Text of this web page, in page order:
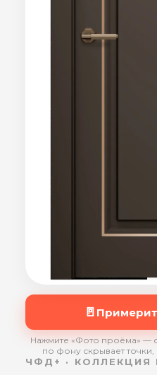
🚪
Нажмите «Фото проёма» —
по фону скрывает
ЧФД+ · КОЛЛЕКЦИЯ